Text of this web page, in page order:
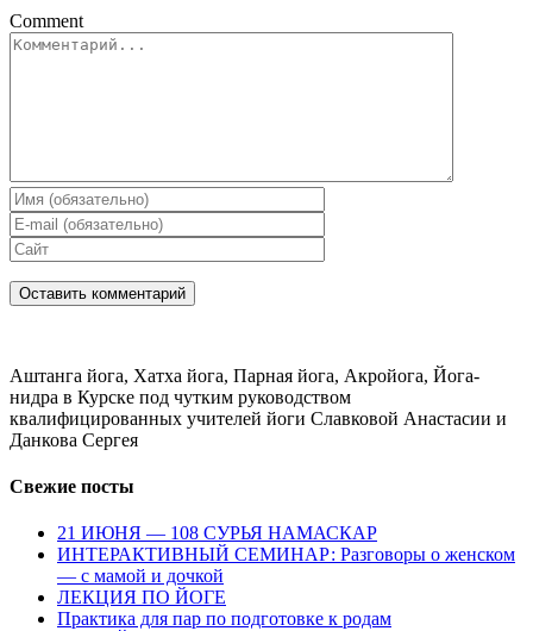
Comment
Аштанга йога, Хатха йога, Парная йога, Акройога, Йога-
нидра в Курске под чутким руководством
квалифицированных учителей йоги Славковой Анастасии и
Данкова Сергея
Свежие посты
21 ИЮНЯ — 108 СУРЬЯ НАМАСКАР
ИНТЕРАКТИВНЫЙ СЕМИНАР: Разговоры о женском
— с мамой и дочкой
ЛЕКЦИЯ ПО ЙОГЕ
Практика для пар по подготовке к родам